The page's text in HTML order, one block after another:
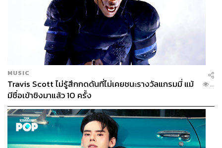
สำหรับในอีก 5 ปีข้างหน้า เป้าหมายของ สีฟ้า
ขยายสาขา แต่เป็นการเติบโตอย่างยั่งยืน โดยการเพิ่มความ
หลากหลายในกลุ่มธุรกิจ เช่น ขยายแบรนด์ใหม่ เพิ่มโอกาส
ในกลุ่มลูกค้าใหม่ และขยายโมเดลที่ประสบความสำเร็จ เช่น
การให้บริการ F&B แก่โรงแรมและสายการบิน
ส่วนกลยุทธ์การดึงลูกค้าเจนใหม่ๆ เข้ามาต้องค่อยเป็นค่อยไป
เราพยายามปรับวิธีการพรีเซนต์อาหาร จากเดิมที่วางจานสี
ขาว ก็จะปรับให้อาหารดูน่าทาน และให้ถ่ายรูปสวยตามเท
รนด์คนรุ่นใหม่ ที่จะนิยมถ่ายรูปก่อนทานเสมอ รวมถึงการพา
ร้าน SEE FAH ไปอยู่ในพื้นที่ของคนรุ่นใหม่ เช่น งาน
Awakening ที่ปากคลองตลาด ถือเป็นความเคลื่อนไหวใหม่ๆ
MUSIC
Travis Scott ไม่รู้สึกกดดันที่ไม่เคยชนะรางวัลแกรมมี่ แม้
มีชื่อเข้าชิงมาแล้ว 10 ครั้ง
...